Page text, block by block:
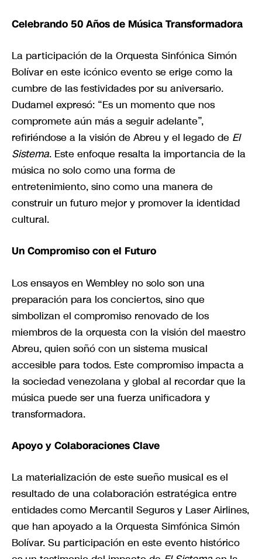
Celebrando 50 Años de Música Transformadora
La participación de la Orquesta Sinfónica Simón
Bolívar en este icónico evento se erige como la
cumbre de las festividades por su aniversario.
Dudamel expresó: “Es un momento que nos
compromete aún más a seguir adelante”,
refiriéndose a la visión de Abreu y el legado de El
Sistema. Este enfoque resalta la importancia de la
música no solo como una forma de
entretenimiento, sino como una manera de
construir un futuro mejor y promover la identidad
cultural.
Un Compromiso con el Futuro
Los ensayos en Wembley no solo son una
preparación para los conciertos, sino que
simbolizan el compromiso renovado de los
miembros de la orquesta con la visión del maestro
Abreu, quien soñó con un sistema musical
accesible para todos. Este compromiso impacta a
la sociedad venezolana y global al recordar que la
música puede ser una fuerza unificadora y
transformadora.
Apoyo y Colaboraciones Clave
La materialización de este sueño musical es el
resultado de una colaboración estratégica entre
entidades como Mercantil Seguros y Laser Airlines,
que han apoyado a la Orquesta Simfónica Simón
Bolívar. Su participación en este evento histórico